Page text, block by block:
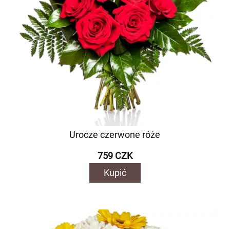
Urocze czerwone róże
759 CZK
Kupić